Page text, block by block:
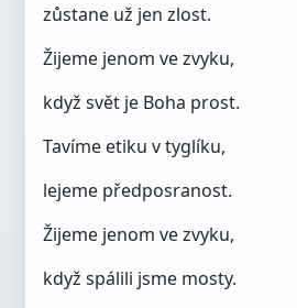
zůstane už jen zlost.
Žijeme jenom ve zvyku,
když svět je Boha prost.
Tavíme etiku v tyglíku,
lejeme předposranost.
Žijeme jenom ve zvyku,
když spálili jsme mosty.